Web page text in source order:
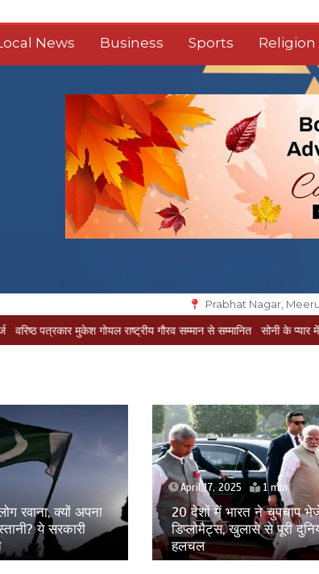
News Business Sports Religion
Prabhat Nagar,
मुकेश गोयल राष्ट्रीय गौरव सम्मान से सम्मानित सोनी के प्यार में दीवानी सीता
चुपचाप भेजे अपने
पूरी दुनिया में
April 17, 2025 1 min
कश्मीर पर अब सिर्फ तुम्हारा
है! पाक आर्मी चीफ मुनीर के
भारत ने अच्छे से धो दिया